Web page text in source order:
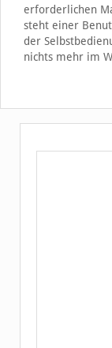
erforderlichen
steht einer
der
nichts mehr im